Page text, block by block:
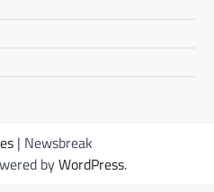
| Newsbreak
byWordPress.